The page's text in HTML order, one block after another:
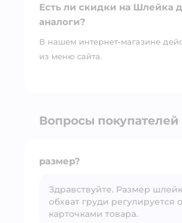
Есть ли скидки на Шлейка
аналоги?
В нашем интернет-магазине
из меню сайта.
Вопросы покупателей
размер?
Здравствуйте. Размер
обхват груди регулируется
карточками товара.